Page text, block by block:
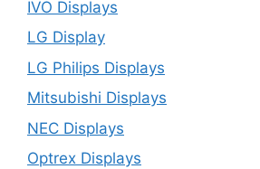
IVO Displays
LG Display
LG Philips Displays
Mitsubishi Displays
NEC Displays
Optrex Displays